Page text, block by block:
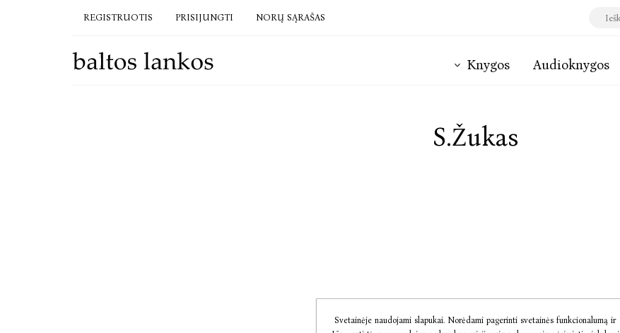
REGISTRUOTIS PRISIJUNGTI NORŲ SĄRAŠAS
Knygos Audioknygos
S.Žukas
Svetainėje naudojami slapukai. Norėdami pagerinti svetainės funkcionalumą ir